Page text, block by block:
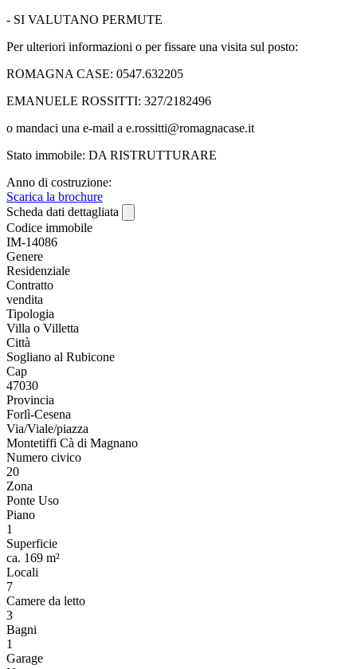
- SI VALUTANO PERMUTE
Per ulteriori informazioni o per fissare una visita sul posto:
ROMAGNA CASE: 0547.632205
EMANUELE ROSSITTI: 327/2182496
o mandaci una e-mail a e.rossitti@romagnacase.it
Stato immobile: DA RISTRUTTURARE
Anno di costruzione:
Scarica la brochure
Scheda dati dettagliata
Codice immobile
IM-14086
Genere
Residenziale
Contratto
vendita
Tipologia
Villa o Villetta
Città
Sogliano al Rubicone
Cap
47030
Provincia
Forlì-Cesena
Via/Viale/piazza
Montetiffi Cà di Magnano
Numero civico
20
Zona
Ponte Uso
Piano
1
Superficie
ca. 169 m²
Locali
7
Camere da letto
3
Bagni
1
Garage